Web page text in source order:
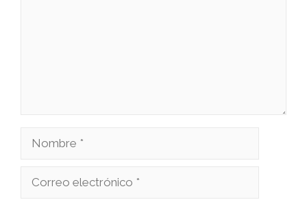
Nombre
Correo